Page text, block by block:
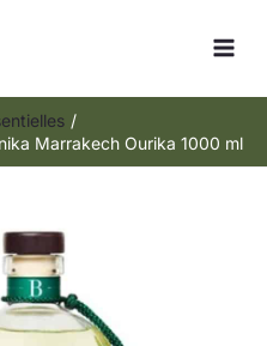
Marrakech Ourika 1000 ml